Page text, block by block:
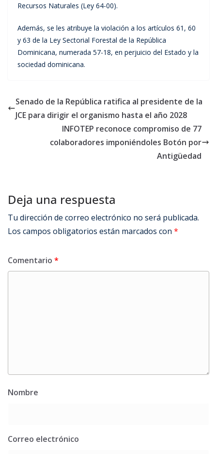
Recursos Naturales (Ley 64-00).
Además, se les atribuye la violación a los artículos 61, 60
y 63 de la Ley Sectorial Forestal de la República
Dominicana, numerada 57-18, en perjuicio del Estado y la
sociedad dominicana.
Senado de la República ratifica al presidente de la
JCE para dirigir el organismo hasta el año 2028
INFOTEP reconoce compromiso de 77
colaboradores imponiéndoles Botón por
Antigüedad
Deja una respuesta
Tu dirección de correo electrónico no será publicada.
Los campos obligatorios están marcados con *
Comentario *
Nombre
Correo electrónico